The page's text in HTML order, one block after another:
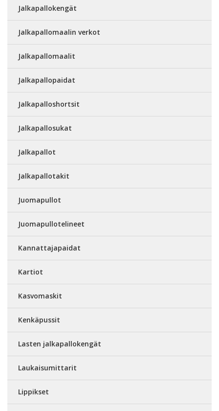
Jalkapallokengät
Jalkapallomaalin verkot
Jalkapallomaalit
Jalkapallopaidat
Jalkapalloshortsit
Jalkapallosukat
Jalkapallot
Jalkapallotakit
Juomapullot
Juomapullotelineet
Kannattajapaidat
Kartiot
Kasvomaskit
Kenkäpussit
Lasten jalkapallokengät
Laukaisumittarit
Lippikset